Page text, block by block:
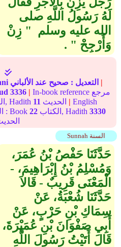
لَهُ رَسُولُ اللَّهِ صلى
الله عليه وسلم ‏ "‏ زِنْ
وَأَرْجِحْ ‏"‏ ‏.‏
التعديل : صحيح عند الألباني
|
3336 | In-book reference مرجع
الكتاب, Hadith 11 | English
translation الترجمة الإنجليزية : Book 22 الكتاب, Hadith 3330
Sunnah السنة
حَدَّثَنَا حَفْصُ بْنُ عُمَرَ،
وَمُسْلِمُ بْنُ إِبْرَاهِيمَ، -
الْمَعْنَى قَرِيبٌ - قَالاَ
حَدَّثَنَا شُعْبَةُ، عَنْ
سِمَاكِ بْنِ حَرْبٍ، عَنْ
أَبِي صَفْوَانَ بْنِ عُمَيْرَةَ،
قَالَ أَتَيْتُ رَسُولَ اللَّهِ